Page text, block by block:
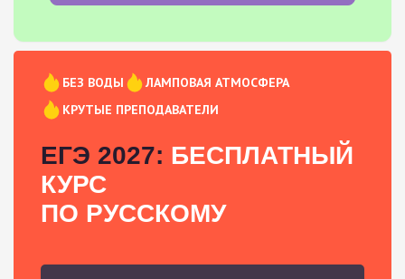
БЕЗ ВОДЫ
ЛАМПОВАЯ АТМОСФЕРА
КРУТЫЕ ПРЕПОДАВАТЕЛИ
ЕГЭ 2027: БЕСПЛАТНЫЙ
КУРС
ПО РУССКОМУ